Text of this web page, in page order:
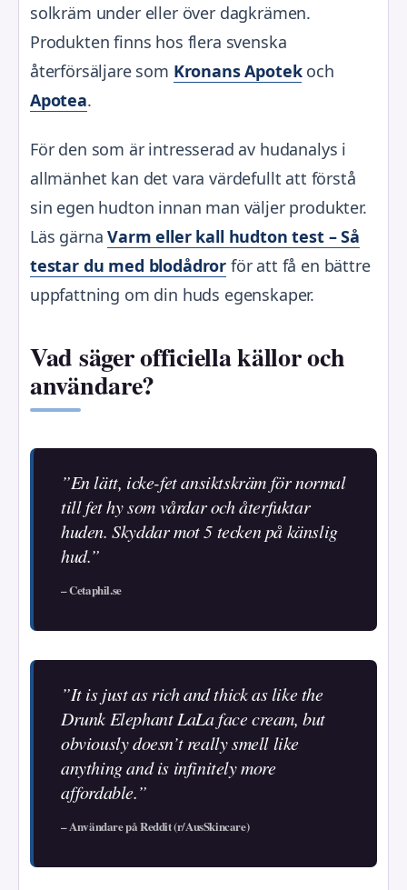
solkräm under eller över dagkrämen.
Produkten finns hos flera svenska
återförsäljare som Kronans Apotekoch
Apotea.
För den som är intresserad av hudanalys i
allmänhet kan det vara värdefullt att förstå
sin egen hudton innan man väljer produkter.
Läs gärnaVarm eller kall hudton test – Så
testar du med blodådror för att få en bättre
uppfattning om din huds egenskaper.
Vad säger officiella källor och
användare?
”En lätt, icke-fet ansiktskräm för normal
till fet hy som vårdar och återfuktar
huden. Skyddar mot 5 tecken på känslig
hud.”
– Cetaphil.se
”It is just as rich and thick as like the
Drunk Elephant LaLa face cream, but
obviously doesn’t really smell like
anything and is infinitely more
affordable.”
– Användare på Reddit (r/AusSkincare)